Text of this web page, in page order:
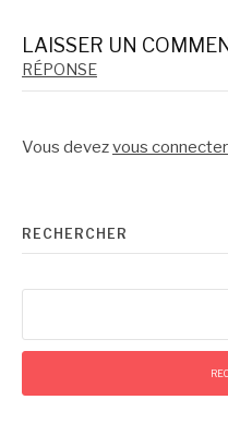
LAISSER UN
RÉPONSE
Vous devezvous connecter
RECHERCHER